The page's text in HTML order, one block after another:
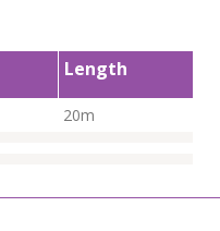
Length
20m